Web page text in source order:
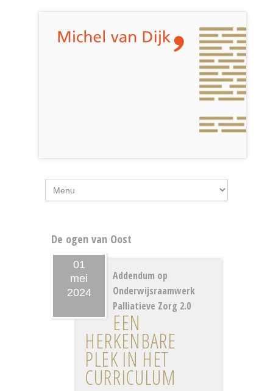
De ogen van Oost
01
mei
2024
Addendum op
Onderwijsraamwerk
Palliatieve Zorg 2.0
EEN
HERKENBARE
PLEK IN HET
CURRICULUM